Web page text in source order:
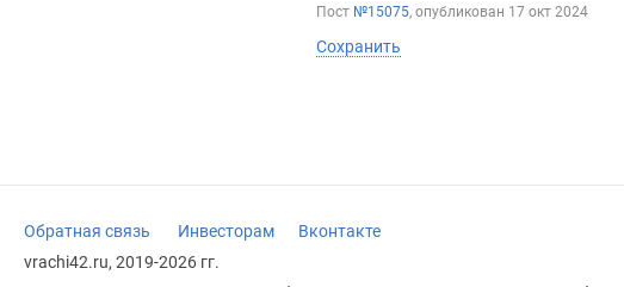
Пост №15075, опубликован 17 окт 2024
Сохранить
Обратная связь Инвесторам
Вконтакте
vrachi42.ru, 2019-2026 гг.